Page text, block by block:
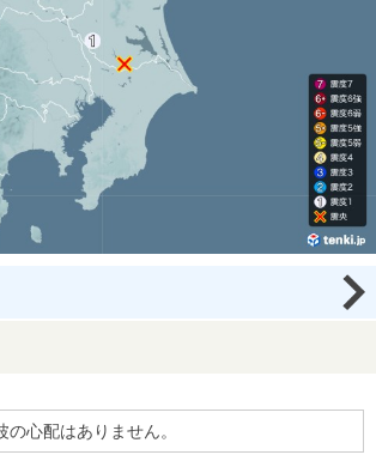
の心配はありません。